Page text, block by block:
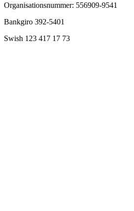
Organisationsnummer: 556909-9541
Bankgiro 392-5401
Swish 123 417 17 73